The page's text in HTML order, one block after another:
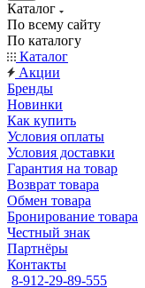
Каталог
По всему сайту
По каталогу
Каталог
Акции
Бренды
Новинки
Как купить
Условия оплаты
Условия доставки
Гарантия на товар
Возврат товара
Обмен товара
Бронирование товара
Честный знак
Партнёры
Контакты
8-912-29-89-555